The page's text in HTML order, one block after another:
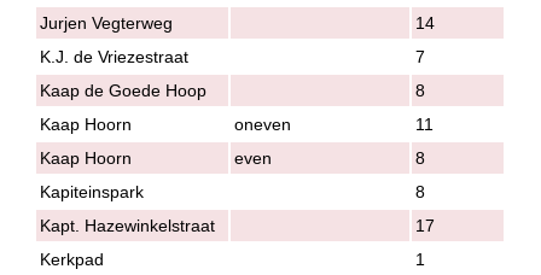
Jurjen Vegterweg
14
K.J. de Vriezestraat
7
Kaap de Goede Hoop
8
Kaap Hoorn
oneven
11
Kaap Hoorn
even
8
Kapiteinspark
8
Kapt. Hazewinkelstraat
17
Kerkpad
1